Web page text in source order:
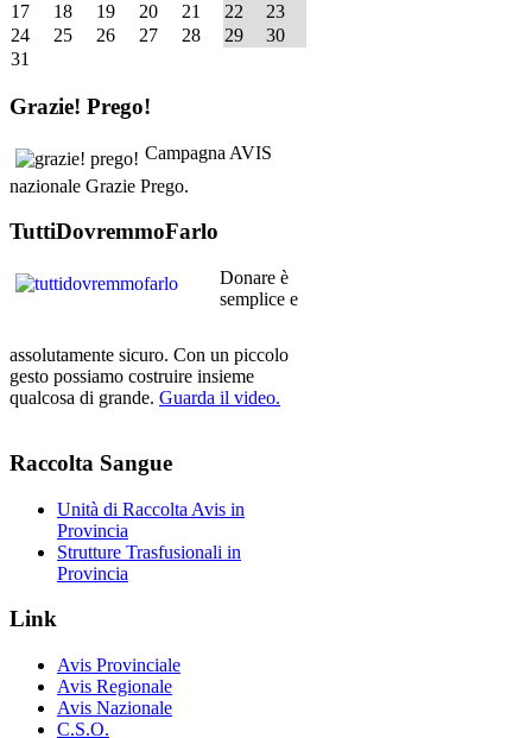
17
18 19 20 21 22
23
24
25 26 27 28 29
30
31
Grazie! Prego!
Campagna AVIS
nazionale Grazie Prego.
TuttiDovremmoFarlo
Donare è
semplice e
assolutamente sicuro. Con un piccolo
gesto possiamo costruire insieme
qualcosa di grande. Guarda il video.
Raccolta Sangue
Unità di Raccolta Avis in
Provincia
Strutture Trasfusionali in
Provincia
Link
Avis Provinciale
Avis Regionale
Avis Nazionale
C.S.O.